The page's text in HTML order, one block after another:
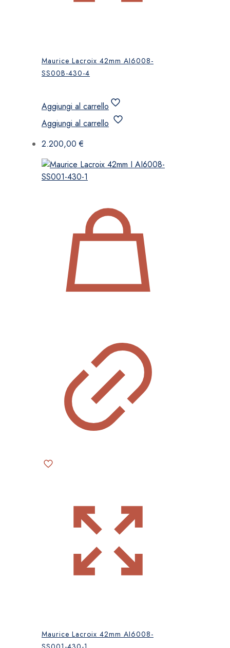
Maurice Lacroix 42mm AI6008-
SS00B-430-4
Aggiungi al carrello
Aggiungi al carrello
2.200,00€
Maurice Lacroix 42mm AI6008-